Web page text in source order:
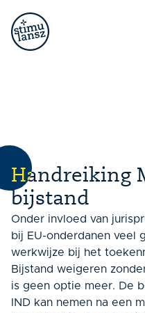
Ut elit tellus, luctus nec
dapibus leo.
Handreiking
bijstand
Onder invloed van
bij EU-onderdanen veel
werkwijze bij het
Bijstand weigeren
is geen optie meer. De
IND kan nemen na een